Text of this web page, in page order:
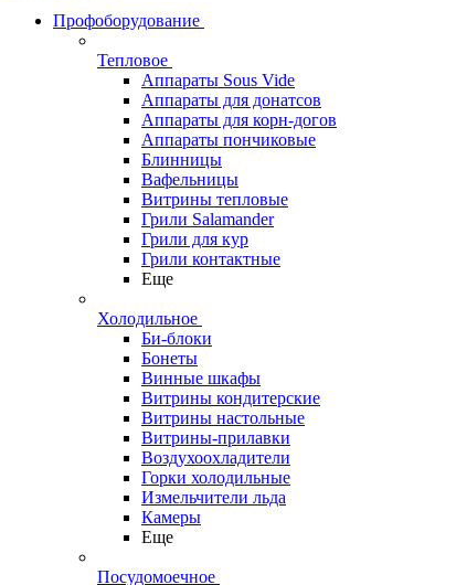
Профоборудование
Тепловое
Аппараты Sous Vide
Аппараты для донатсов
Аппараты для корн-догов
Аппараты пончиковые
Блинницы
Вафельницы
Витрины тепловые
Грили Salamander
Грили для кур
Грили контактные
Еще
Холодильное
Би-блоки
Бонеты
Винные шкафы
Витрины кондитерские
Витрины настольные
Витрины-прилавки
Воздухоохладители
Горки холодильные
Измельчители льда
Камеры
Еще
Посудомоечное